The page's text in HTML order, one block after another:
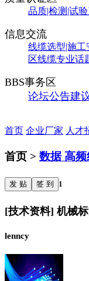
品质|检测|试验
信息交流
线缆选型|施工
区线缆专业话
BBS事务区
论坛公告建
首页 企业厂家 人才
首页 > 数据 高
发 贴 签 到 1
[技术资料] 机械
lenncy